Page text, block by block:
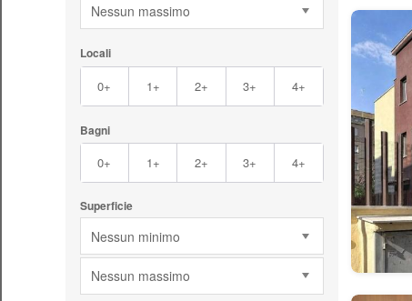
Nessun massimo
Locali
0+ 1+ 2+ 3+ 4+
Bagni
0+ 1+ 2+ 3+ 4+
Superficie
Nessun minimo
Nessun massimo